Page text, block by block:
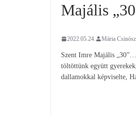
Majális
2022.05.24. Mária
Szent Imre Majális
töltöttünk együtt
dallamokkal képviselte,